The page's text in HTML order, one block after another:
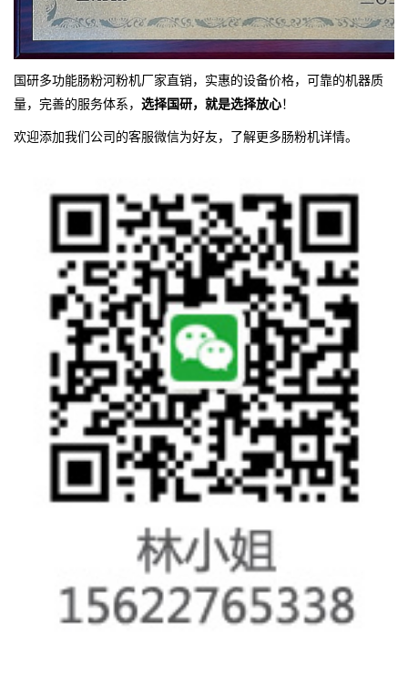
国研多功能肠粉河粉机厂家直销，实惠的设备价格，可靠的机器质
量，完善的服务体系， 选择国研，就是选择放心！
欢迎添加我们公司的客服微信为好友，了解更多肠粉机详情。